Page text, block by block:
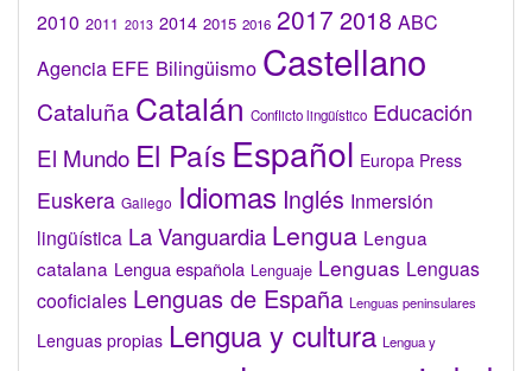
2010 2011 2013 2014 2015 2016 2017 2018 ABC
Agencia EFE Bilingüismo Castellano
Cataluña Catalán Conflicto lingüístico Educación
El Mundo El País Español Europa Press
Euskera Gallego Idiomas Inglés Inmersión
lingüística La Vanguardia Lengua Lengua
catalana Lengua española Lenguaje Lenguas Lenguas
cooficiales Lenguas de España Lenguas peninsulares
Lenguas propias Lengua y cultura Lengua y